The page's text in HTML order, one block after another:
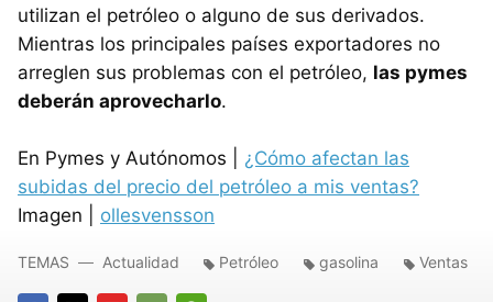
utilizan el petróleo o alguno de sus derivados.
Mientras los principales países exportadores no
arreglen sus problemas con el petróleo, las pymes
deberán aprovecharlo.
En Pymes y Autónomos | ¿Cómo afectan las
subidas del precio del petróleo a mis ventas?
Imagen | ollesvensson
TEMAS Actualidad Petróleo gasolina Ventas